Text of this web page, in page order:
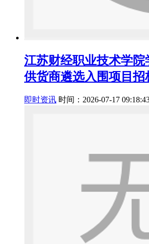
江苏财经职业技术学院
供货商遴选入围项目招
即时资讯 时间：2026-07-17